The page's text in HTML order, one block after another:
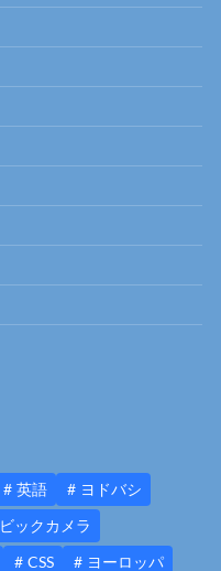
英語
ヨドバシ
ビックカメラ
CSS ヨーロッパ